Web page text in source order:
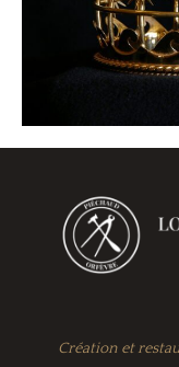
Création et